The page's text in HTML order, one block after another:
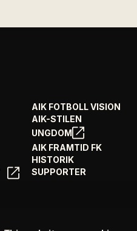
AIK FOTBOLL VISION
AIK-STILEN
UNGDOM
AIK FRAMTID FK
HISTORIK
SUPPORTER